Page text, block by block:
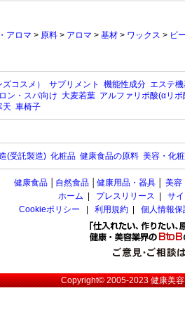
アロマ > 原料 > アロマ > 基材 > ワックス > ビ
コスメ） サプリメント 機能性成分 エステ
ン・スパ向け 大麦若葉 アルファリポ酸(αリポ
天 車椅子
(受託製造) 化粧品 健康食品の原料 美容・化
健康食品 自然食品 健康用品・器具 美容
ホーム
プレスリリース
サ
Cookieポリシー
利用規約 個人情報
Copyright© 2005-2023健康美